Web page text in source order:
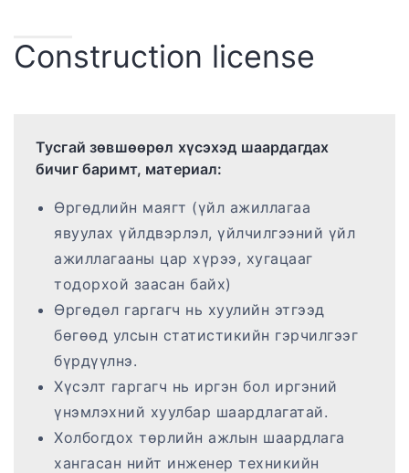
Construction license
Тусгай зөвшөөрөл хүсэхэд шаардагдах
бичиг баримт, материал:
Өргөдлийн маягт (үйл ажиллагаа
явуулах үйлдвэрлэл, үйлчилгээний үйл
ажиллагааны цар хүрээ, хугацааг
тодорхой заасан байх)
Өргөдөл гаргагч нь хуулийн этгээд
бөгөөд улсын статистикийн гэрчилгээг
бүрдүүлнэ.
Хүсэлт гаргагч нь иргэн бол иргэний
үнэмлэхний хуулбар шаардлагатай.
Холбогдох төрлийн ажлын шаардлага
хангасан нийт инженер техникийн